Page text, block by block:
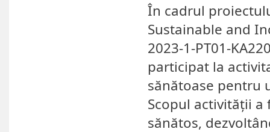
În cadrul
Sustainable and
2023-1-PT01-
participat la
sănătoase pentru
Scopul activității
sănătos,